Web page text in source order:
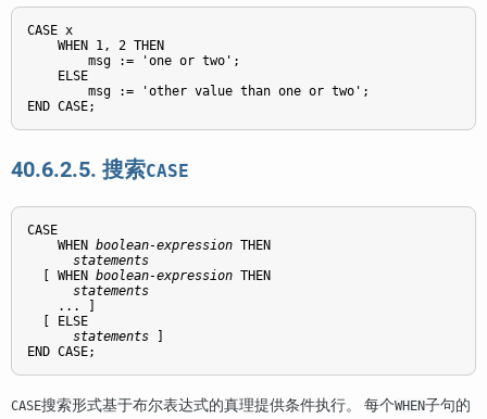
CASE x
    WHEN 1, 2 THEN
        msg := 'one or two';
    ELSE
        msg := 'other value than one or two';
END CASE;
40.6.2.5. 搜索CASE
CASE
    WHEN
boolean-expression THEN
statements
WHEN boolean-expression THEN
statements
    ...
ELSE
statements
END CASE;
CASE搜索形式基于布尔表达式的真理提供条件执行。 每个WHEN子句的